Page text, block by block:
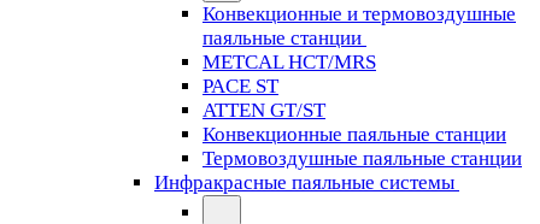
Конвекционные и термовоздушные
паяльные станции
METCAL HCT/MRS
PACE ST
ATTEN GT/ST
Конвекционные паяльные станции
Термовоздушные паяльные станции
Инфракрасные паяльные системы